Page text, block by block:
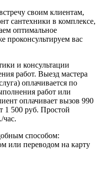
своим клиентам,
сантехники в комплексе,
оптимальное
проконсультируем вас
и консультации
работ. Выезд мастера
оплачивается по
работ или
оплачивает вызов 990
1 500 руб. Простой
час.
способом:
или переводом на карту